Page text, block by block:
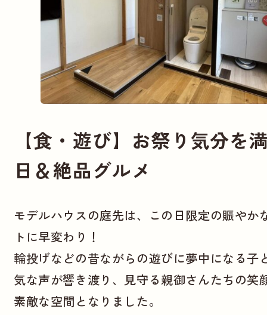
【食・遊び】お祭り気分を
日＆絶品グルメ
モデルハウスの庭先は、この日限定の賑やか
トに早変わり！
輪投げなどの昔ながらの遊びに夢中になる子
気な声が響き渡り、見守る親御さんたちの笑
素敵な空間となりました。